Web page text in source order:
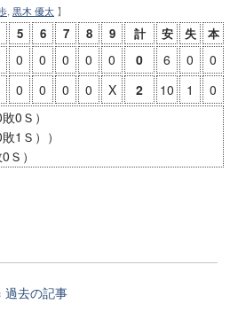
黒木 優太 】
5 6 7 8 9 計 安 失 本
0 0 0 0 0 0 6 0
0
0 0 0 0 X 2 10 1
0
0Ｓ）
1Ｓ））
）
過去の記事